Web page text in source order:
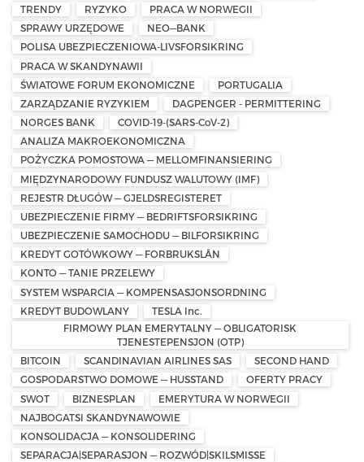
TRENDY
RYZYKO
PRACA W NORWEGII
SPRAWY URZĘDOWE
NEO—BANK
POLISA UBEZPIECZENIOWA-LIVSFORSIKRING
PRACA W SKANDYNAWII
ŚWIATOWE FORUM EKONOMICZNE
PORTUGALIA
ZARZĄDZANIE RYZYKIEM
DAGPENGER - PERMITTERING
NORGES BANK
COVID-19-(SARS-CoV-2)
ANALIZA MAKROEKONOMICZNA
POŻYCZKA POMOSTOWA — MELLOMFINANSIERING
MIĘDZYNARODOWY FUNDUSZ WALUTOWY (IMF)
REJESTR DŁUGÓW — GJELDSREGISTERET
UBEZPIECZENIE FIRMY — BEDRIFTSFORSIKRING
UBEZPIECZENIE SAMOCHODU — BILFORSIKRING
KREDYT GOTÓWKOWY — FORBRUKSLÅN
KONTO — TANIE PRZELEWY
SYSTEM WSPARCIA — KOMPENSASJONSORDNING
KREDYT BUDOWLANY
TESLA Inc.
FIRMOWY PLAN EMERYTALNY — OBLIGATORISK
TJENESTEPENSJON (OTP)
BITCOIN
SCANDINAVIAN AIRLINES SAS
SECOND HAND
GOSPODARSTWO DOMOWE — HUSSTAND
OFERTY PRACY
SWOT
BIZNESPLAN
EMERYTURA W NORWEGII
NAJBOGATSI SKANDYNAWOWIE
KONSOLIDACJA — KONSOLIDERING
SEPARACJA|SEPARASJON — ROZWÓD|SKILSMISSE